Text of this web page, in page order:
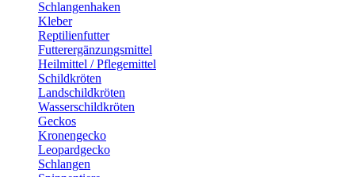
Schlangenhaken
Kleber
Reptilienfutter
Futterergänzungsmittel
Heilmittel / Pflegemittel
Schildkröten
Landschildkröten
Wasserschildkröten
Geckos
Kronengecko
Leopardgecko
Schlangen